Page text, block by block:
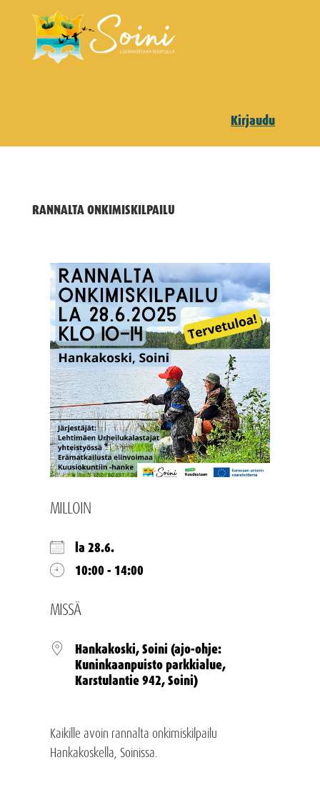
Kirjaudu
RANNALTA ONKIMISKILPAILU
MILLOIN
la 28.6.
10:00 - 14:00
MISSÄ
Hankakoski, Soini (ajo-ohje:
Kuninkaanpuisto parkkialue,
Karstulantie 942, Soini)
Kaikille avoin rannalta onkimiskilpailu
Hankakoskella, Soinissa.